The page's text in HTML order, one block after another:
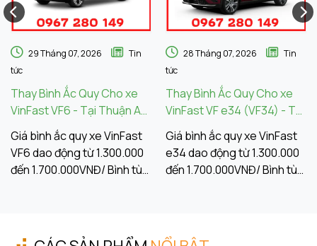
29 Tháng 07, 2026
Tin
tức
Thay Bình Ắc Quy Cho xe
VinFast VF6 - Tại Thuận An
Bình Dương
Giá bình ắc quy xe VinFast
VF6 dao động từ 1.300.000
đến 1.700.000VNĐ/ Bình tùy
vận hành, nhu cầu sử dụng
28 Tháng 07, 2026
Tin
tức
Thay Bình Ắc Quy Cho xe
VinFast VF e34 (VF34) - Tại
Dĩ An Bình Dương
Giá bình ắc quy xe VinFast
e34 dao động từ 1.300.000
đến 1.700.000VNĐ/ Bình tùy
vận hành, nhu cầu sử dụng